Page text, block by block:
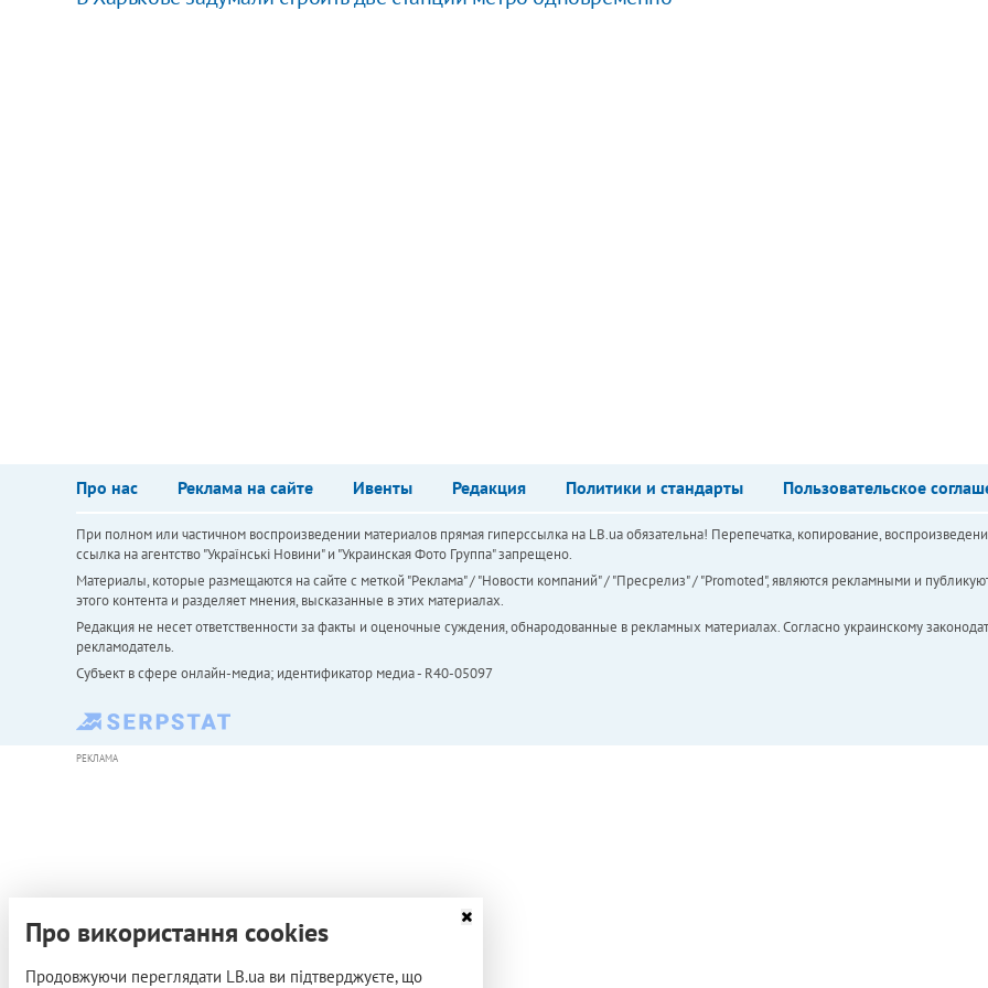
Про нас Реклама на сайте Ивенты Редакция Политики и стандарты Пользовательское
При полном или частичном воспроизведении материалов прямая гиперссылка на LB.ua обязательна! Перепечатка, копирование,
ссылка на агентство "Українськi Новини" и "Украинская Фото Группа" запрещено.
Материалы, которые размещаются на сайте с меткой "Реклама" / "Новости компаний" / "Пресрелиз" / "Promoted", являются рекламными и
этого контента и разделяет мнения, высказанные в этих материалах.
Редакция не несет ответственности за факты и оценочные суждения, обнародованные в рекламных материалах. Согласно украинскому
рекламодатель.
Субъект в сфере онлайн-медиа; идентификатор медиа - R40-05097
РЕКЛАМА
Про використання cookies
Продовжуючи переглядати LB.ua ви підтверджуєте, що